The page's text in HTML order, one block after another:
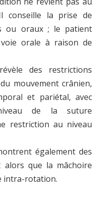
conseille la prise de
ou oraux ; le patient
orale à raison de
des restrictions
mouvement crânien,
et pariétal, avec
de la suture
restriction au niveau
également des
alors que la mâchoire
intra-rotation.